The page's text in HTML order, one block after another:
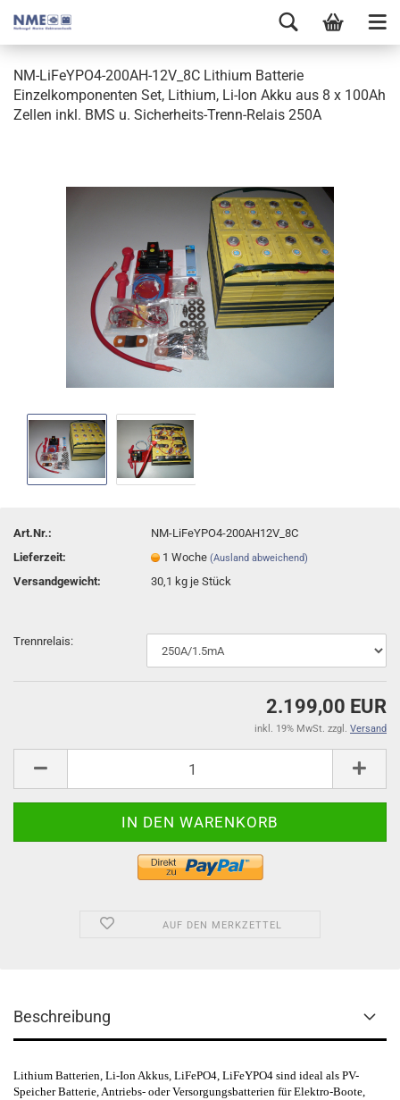
NM-LiFeYPO4-200AH-12V_8C Lithium Batterie
Einzelkomponenten Set, Lithium, Li-Ion Akku aus 8 x 100Ah
Zellen inkl. BMS u. Sicherheits-Trenn-Relais 250A
Art.Nr.:
NM-LiFeYPO4-200AH12V_8C
Lieferzeit:
1 Woche(Ausland abweichend)
Versandgewicht: 30,1 kg je Stück
Trennrelais:
2.199,00 EUR
inkl. 19% MwSt. zzgl. Versand
AUF DEN MERKZETTEL
Beschreibung
Lithium Batterien, Li-Ion Akkus, LiFePO4, LiFeYPO4 sind ideal als PV-
Speicher Batterie, Antriebs- oder Versorgungsbatterien fürElektro-Boote,